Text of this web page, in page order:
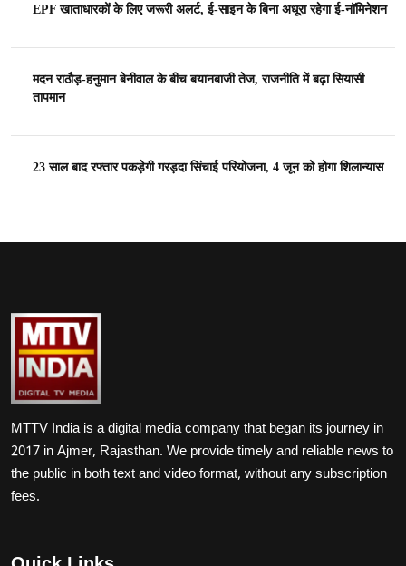
EPF खाताधारकों के लिए जरूरी अलर्ट, ई-साइन के बिना अधूरा रहेगा ई-नॉमिनेशन
मदन राठौड़-हनुमान बेनीवाल के बीच बयानबाजी तेज, राजनीति में बढ़ा सियासी
तापमान
23 साल बाद रफ्तार पकड़ेगी गरड़दा सिंचाई परियोजना, 4 जून को होगा शिलान्यास
MTTV India is a digital media company that began its journey in
2017 in Ajmer, Rajasthan. We provide timely and reliable news to
the public in both text and video format, without any subscription
fees.